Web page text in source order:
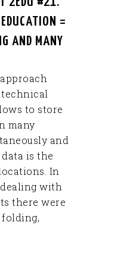
=
AND MANY
to store
many
and
is the
In
with
there were
folding,